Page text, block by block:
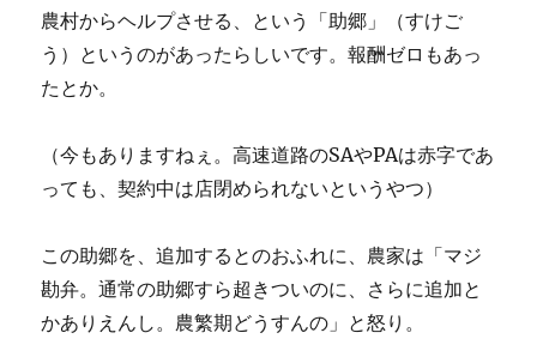
農村からヘルプさせる、という「助郷」（すけご
う）というのがあったらしいです。報酬ゼロもあっ
たとか。
（今もありますねぇ。高速道路のSAやPAは赤字であ
っても、契約中は店閉められないというやつ）
この助郷を、追加するとのおふれに、農家は「マジ
勘弁。通常の助郷すら超きついのに、さらに追加と
かありえんし。農繁期どうすんの」と怒り。